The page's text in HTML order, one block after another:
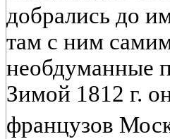
добрались до
там с ним
необдуманные
Зимой 1812 г.
французов